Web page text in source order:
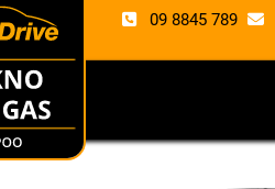
09 8845 789